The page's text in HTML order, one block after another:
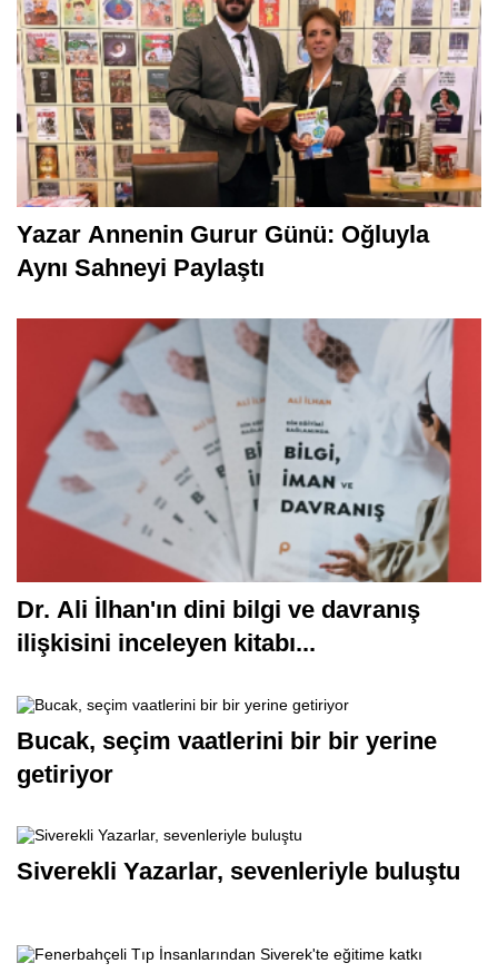
Yazar Annenin Gurur Günü: Oğluyla
Aynı Sahneyi Paylaştı
Dr. Ali İlhan'ın dini bilgi ve davranış
ilişkisini inceleyen kitabı...
Bucak, seçim vaatlerini bir bir yerine
getiriyor
Siverekli Yazarlar, sevenleriyle buluştu